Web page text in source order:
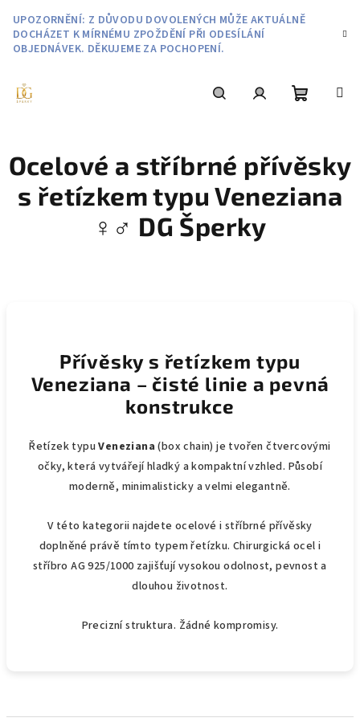
obsah
UPOZORNĚNÍ: Z DŮVODU DOVOLENÝCH MŮŽE AKTUÁLNĚ
DOCHÁZET K MÍRNÉMU ZPOŽDĚNÍ PŘI ODESÍLÁNÍ
OBJEDNÁVEK. DĚKUJEME ZA POCHOPENÍ.
košík
Ocelové a stříbrné přívěsky
s řetízkem typu Veneziana
♀️♂️ DG Šperky
Přívěsky s řetízkem typu
Veneziana – čisté linie a pevná
konstrukce
Řetízek typuVeneziana (box chain) je tvořen čtvercovými
očky, která vytvářejí hladký a kompaktní vzhled. Působí
moderně, minimalisticky a velmi elegantně.
V této kategorii najdete ocelové i stříbrné přívěsky
doplněné právě tímto typem řetízku. Chirurgická ocel i
stříbro AG 925/1000 zajišťují vysokou odolnost, pevnost a
dlouhou životnost.
Precizní struktura. Žádné kompromisy.